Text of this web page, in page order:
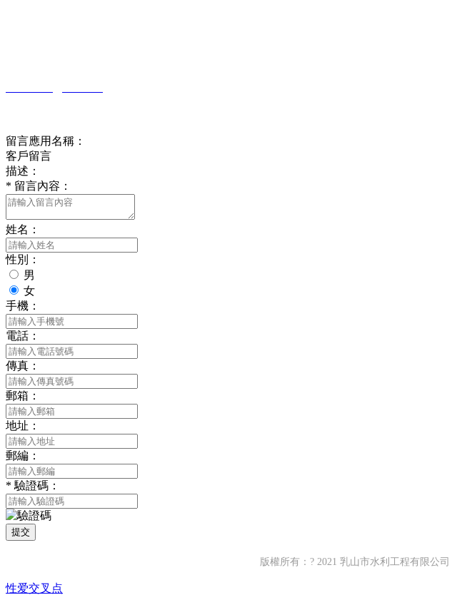
留言應用名稱：
客戶留言
描述：
* 留言內容：
姓名：
性別：
男
女
手機：
電話：
傳真：
郵箱：
地址：
郵編：
* 驗證碼：
提交
版權所有：? 2021 乳山市水利工程有限公司
性爱交叉点